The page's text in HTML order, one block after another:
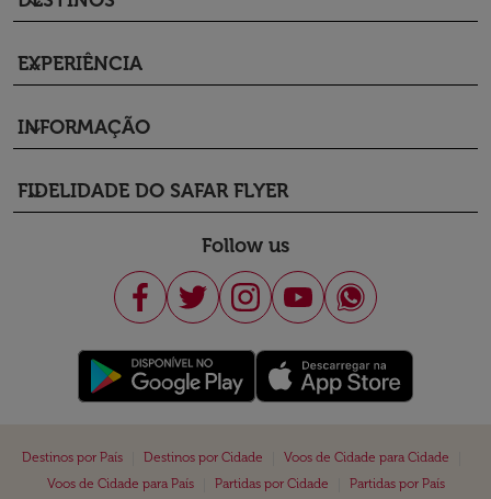
EXPERIÊNCIA
keyboard_arrow_down
INFORMAÇÃO
keyboard_arrow_down
FIDELIDADE DO SAFAR FLYER
keyboard_arrow_down
Follow us
Destinos por País Destinos por Cidade Voos de Cidade para Cidade
Voos de Cidade para País
Partidas por Cidade Partidas por País